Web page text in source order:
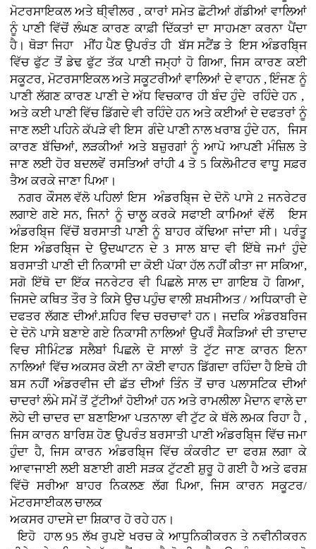
ਮੋਟਰਸਾਇਕਲ ਅਤੇ ਥੀ੍ਵੀਲਰ , ਕਾਰਾਂਸਮੇਤ ਛੋਟੀਆਂ ਗੱਡੀਆਂ ਵਾਲਿਆਂ
ਨੂੰ ਪਾਣੀ ਵਿੱਚੋਂ ਲੰਘਣ ਕਾਰਣ ਕਾਫ਼ੀ ਦਿੱਕਤਾਂ ਦਾ ਸਾਹਮਣਾ ਕਰਨਾ ਪੈਂਦਾ
ਹੈ। ਥੋੜਾ ਜਿਹਾ ਮੀਂਹ ਪੈਣ ਉਪਰੰਤ ਹੀ ਬੱਸ ਸਟੈਂਡ ਤੇ ਇਸ ਅੰਡਰਬਿ੍ਜ
ਵਿੱਚ ਫੁੱਟ ਤੋਂ ਡੇਢ ਫੁੱਟ ਤੱਕ ਪਾਣੀ ਜਮ੍ਹਾਂ ਹੋ ਗਿਆ, ਜਿਸ ਕਾਰਣ ਕਈ
ਸਕੂਟਰ, ਮੋਟਰਸਾਇਕਲ ਅਤੇ ਸਕੂਟਰੀਆਂ ਵਾਲਿਆਂ ਦੇ ਵਾਹਨ , ਇੰਜਣ ਨੂੰ
ਪਾਣੀ ਲੱਗਣ ਕਾਰਣ ਪਾਣੀ ਦੇ ਅੱਧ ਵਿਚਕਾਰ ਹੀ ਬੰਦ ਹੁੰਦੇ ਰਹਿੰਦੇ ਹਨ ,
ਅਤੇ ਕਈ ਪਾਣੀ ਵਿੱਚ ਡਿੱਗਦੇ ਵੀ ਰਹਿੰਦੇ ਹਨ ਅਤੇ ਕਈਆਂ ਦੇ ਦਫਤਰਾਂ ਨੂੰ
ਜਾਣ ਲਈ ਪਹਿਨੇ ਕੱਪੜੇ ਵੀ ਇਸ ਗੰਦੇ ਪਾਣੀ ਨਾਲ ਖਰਾਬ ਹੁੰਦੇ ਹਨ, ਜਿਸ
ਕਾਰਣ ਬੱਚਿਆਂ, ਲੜਕੀਆਂ ਅਤੇ ਬਜ਼ੁਰਗਾਂ ਨੂੰ ਆਪੋ ਆਪਣੀ ਮੰਜ਼ਿਲ ਤੇ
ਜਾਣ ਲਈ ਹੋਰ ਬਦਲਵੇਂ ਰਸਤਿਆਂ ਰਾਂਹੀ 4 ਤੋ 5 ਕਿਲੋਮੀਟਰ ਵਾਧੂ ਸਫ਼ਰ
ਤੈਅ ਕਰਕੇ ਜਾਣਾ ਪਿਆ।
ਨਗਰ ਕੌਸਲ ਵੱਲੋ ਪਹਿਲਾਂ ਇਸ ਅੰਡਰਬਿ੍ਜ ਦੇ ਦੋਨੋ ਪਾਸੇ 2 ਜਨਰੇਟਰ
ਲਗਾਏ ਗਏ ਸਨ, ਜਿਨਾਂ ਨੂੰ ਚਾਲੂ ਕਰਕੇ ਸਫਾਈ ਕਾਮਿਆਂ ਵੱਲੋਂ ਇਸ
ਅੰਡਰਬਿ੍ਜ ਵਿੱਚੋਂ ਬਰਸਾਤੀ ਪਾਣੀ ਨੂੰ ਬਾਹਰ ਕੱਢਿਆ ਜਾਂਦਾ ਸੀ। ਪਰੰਤੂ
ਇਸ ਅੰਡਰਬਿ੍ਜ ਦੇ ਉਦਘਾਟਨ ਦੇ 3 ਸਾਲ ਬਾਦ ਵੀ ਇੱਥੇ ਜਮਾਂ ਹੁੰਦੇ
ਬਰਸਾਤੀ ਪਾਣੀ ਦੀ ਨਿਕਾਸੀ ਦਾ ਕੋਈ ਪੱਕਾ ਹੱਲ ਨਹੀਂ ਕੀਤਾ ਜਾ ਸਕਿਆ,
ਸਗੋ ਇੱਥੋ ਦਾ ਇੱਕ ਜਨਰੇਟਰ ਵੀ ਪਿਛਲੇ ਸਾਲ ਦਾ ਗਾਇਬ ਹੋ ਗਿਆ,
ਜਿਸਦੇ ਕਥਿਤ ਤੌਰ ਤੇ ਕਿਸੇ ਉਚ ਪਹੁੰਚ ਵਾਲੀ ਸ਼ਖਸੀਅਤ / ਅਧਿਕਾਰੀ ਦੇ
ਦਫਤਰ ਲੱਗਣ ਦੀਆਂ.ਸ਼ਹਿਰ ਵਿਚ ਚਰਚਾਵਾਂ ਹਨ। ਜਦਕਿ ਅੰਡਰਬਰਿਜ
ਦੇ ਦੋਨੋ ਪਾਸੇ ਬਣਾਏ ਗਏ ਨਿਕਾਸੀ ਨਾਲਿਆਂ ਉਪਰੋੰ ਸੈਕੜਿਆਂ ਦੀ ਤਾਦਾਦ
ਵਿਚ ਸੀਮਿੰਟਡ ਸਲੈਬਾਂ ਪਿਛਲੇ ਦੋ ਸਾਲਾਂ ਤੋ ਟੁੱਟ ਜਾਣ ਕਾਰਨ ਇਨਾ
ਨਾਲਿਆਂ ਵਿੱਚ ਅਕਸਰ ਕੋਈ ਨਾ ਕੋਈ ਵਾਹਨ ਡਿੱਗਦਾ ਰਹਿੰਦਾ ਹੈ ਇਥੇ ਹੀ
ਬਸ ਨਹੀਂ ਅੰਡਰਵੀਜ ਦੀ ਛੱਤ ਦੀਆਂ ਤਿੰਨ ਤੋਂ ਚਾਰ ਪਲਾਸਟਿਕ ਦੀਆਂ
ਚਾਦਰਾਂ ਲੰਮੇ ਸਮੇਂ ਤੋਂ ਟੁੱਟੀਆਂ ਹੋਈਆਂ ਹਨ ਅਤੇ ਰਾਮਲੀਲਾ ਮੈਦਾਨ ਵਾਲੇ ਦਾ
ਲੋਹੇ ਦੀ ਚਾਦਰ ਦਾ ਬਣਾਇਆ ਪਤਨਾਲਾ ਵੀ ਟੁੱਟ ਕੇ ਥੱਲੇ ਲਮਕ ਰਿਹਾ ਹੈ ,
ਜਿਸ ਕਾਰਨ ਬਾਰਿਸ਼ ਹੋਣ ਉਪਰੰਤ ਬਰਸਾਤੀ ਪਾਣੀ ਅੰਡਰਬਿ੍ਜ ਵਿੱਚ ਜਮਾ
ਹੁੰਦਾ ਹੈ, ਜਿਸ ਕਾਰਨ ਅੰਡਰਬਿ੍ਜ ਵਿੱਚ ਕੰਕਰੀਟ ਦਾ ਫਰਸ਼ ਲਗਾ ਕੇ
ਆਵਾਜਾਈ ਲਈ ਬਣਾਈ ਗਈ ਸੜਕ ਟੁੱਟਣੀ ਸ਼ੁਰੂ ਹੋ ਗਈ ਹੈ ਅਤੇ ਫਰਸ਼
ਵਿੱਚੋ ਸਰੀਆ ਬਾਹਰ ਨਿਕਲਣ ਲੱਗ ਪਿਆ, ਜਿਸ ਕਾਰਨ ਸਕੂਟਰ/
ਮੋਟਰਸਾਈਕਲ ਚਾਲਕ
ਅਕਸਰ ਹਾਦਸੇ ਦਾ ਸ਼ਿਕਾਰ ਹੋ ਰਹੇ ਹਨ।
ਇਹੋ ਹਾਲ 95 ਲੱਖ ਰੁਪਏ ਖਰਚ ਕੇ ਆਧੁਨਿਕੀਕਰਨ ਤੇ ਨਵੀਨੀਕਰਨ